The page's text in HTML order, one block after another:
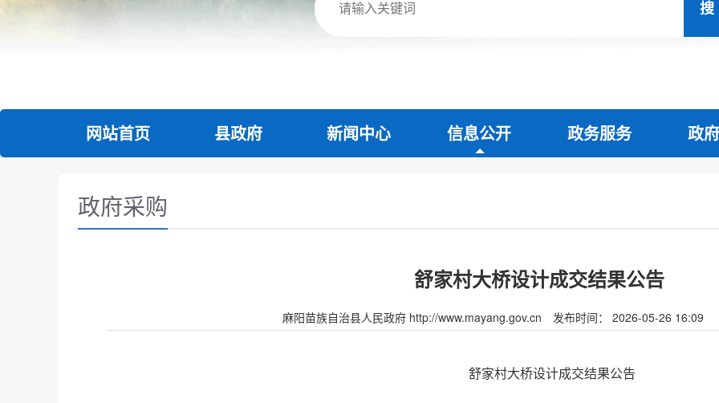
网站首页 县政府 新闻中心 信息公开 政务服务 政
政府采购
舒家村大桥设计成交结果公告
麻阳苗族自治县人民政府 http://www.mayang.gov.cn 发布时间： 2026-05-26 16:09
舒家村大桥设计成交结果公告